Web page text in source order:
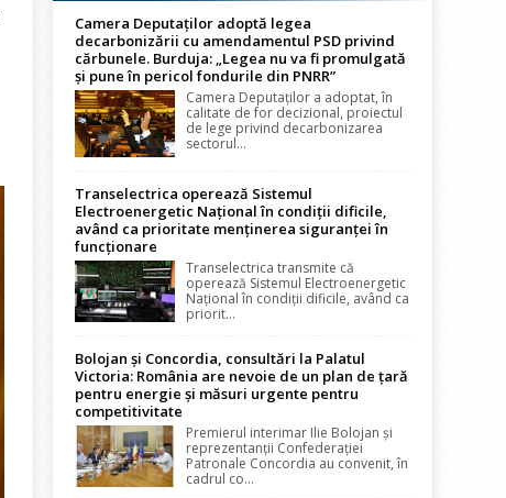
Camera Deputaților adoptă legea
decarbonizării cu amendamentul PSD privind
cărbunele. Burduja: „Legea nu va fi promulgată
și pune în pericol fondurile din PNRR”
Camera Deputaților a adoptat, în
calitate de for decizional, proiectul
de lege privind decarbonizarea
sectorul...
Transelectrica operează Sistemul
Electroenergetic Național în condiții dificile,
având ca prioritate menținerea siguranței în
funcționare
Transelectrica transmite că
operează Sistemul Electroenergetic
Național în condiții dificile, având ca
priorit...
Bolojan și Concordia, consultări la Palatul
Victoria: România are nevoie de un plan de țară
pentru energie și măsuri urgente pentru
competitivitate
Premierul interimar Ilie Bolojan și
reprezentanții Confederației
Patronale Concordia au convenit, în
cadrul co...